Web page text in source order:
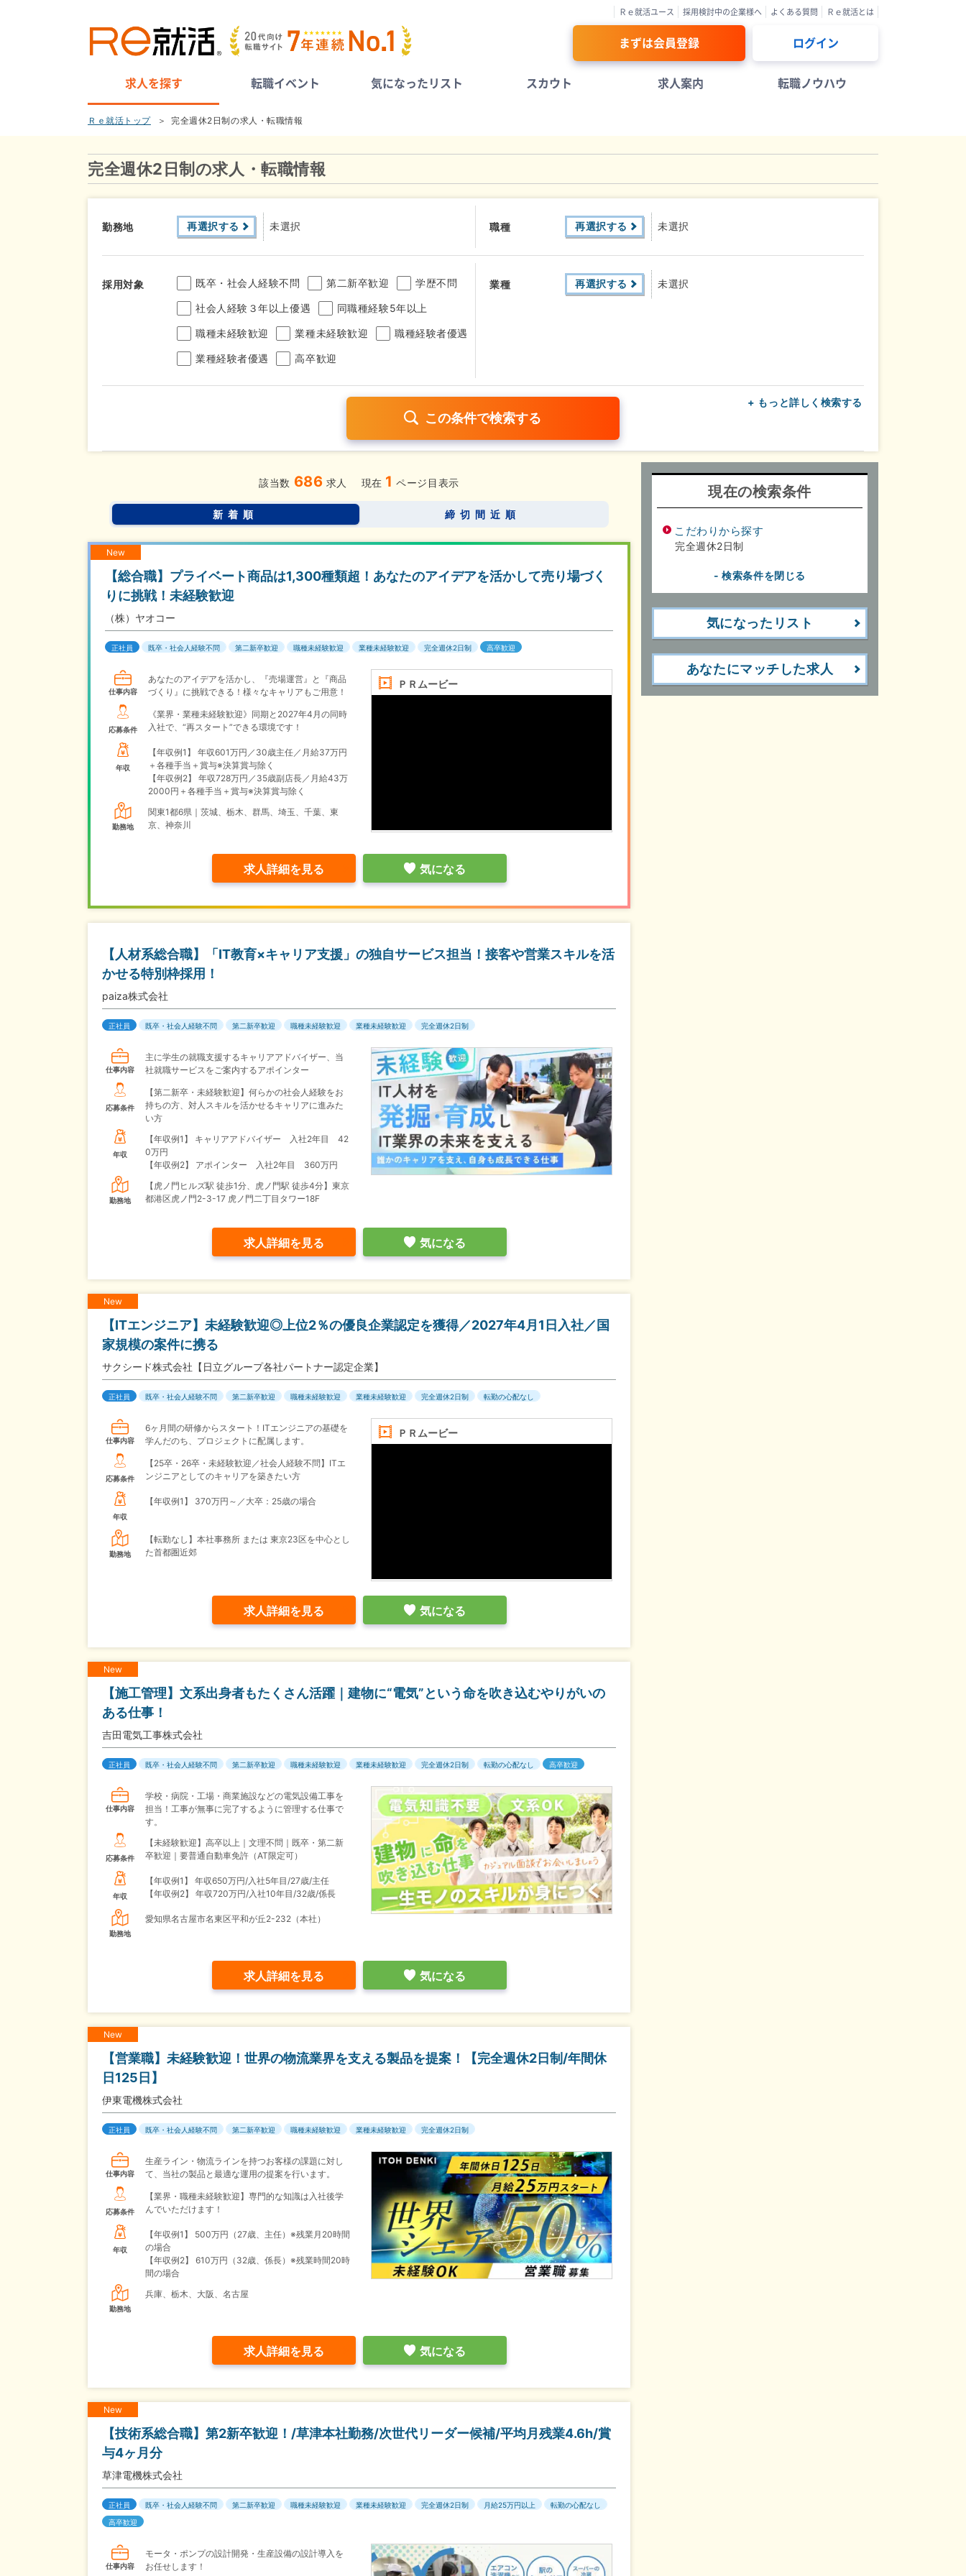
Ｒｅ就活ユース 採用検討中の企業様へ よくある質問 Ｒｅ就活とは
まずは会員登録 ログイン
求人を探す 転職イベント 気になったリスト スカウト 求人案内 転職ノウハウ
Ｒｅ就活トップ 完全週休2日制の求人・転職情報
完全週休2日制の求人・転職情報
勤務地 再選択する 未選択 職種 再選択する 未選択
採用対象 既卒・社会人経験不問 第二新卒歓迎 学歴不問
社会人経験３年以上優遇 同職種経験5年以上
職種未経験歓迎 業種未経験歓迎 職種経験者優遇
業種経験者優遇 高卒歓迎
業種 再選択する 未選択
完全週休2日制 年間休日120日以上 残業少なめ（1日1時間以内）
土日面接OK 書類選考なし
+ もっと詳しく検索する
該当数 686 求人 現在 1 ページ目表示
新着順 締切間近順
New
【総合職】プライベート商品は1,300種類超！あなたのアイデアを活かして売り場づく
りに挑戦！未経験歓迎
（株）ヤオコー
正社員 既卒・社会人経験不問 第二新卒歓迎 職種未経験歓迎 業種未経験歓迎 完全週休2日制 高卒歓迎
ＰＲムービー
仕事内容
あなたのアイデアを活かし、『売場運営』と『商品
づくり』に挑戦できる！様々なキャリアもご用意！
応募条件
《業界・業種未経験歓迎》同期と2027年4月の同時
入社で、“再スタート”できる環境です！
年収
【年収例1】
年収601万円／30歳主任／月給37万円
＋各種手当＋賞与※決算賞与除く
【年収例2】
年収728万円／35歳副店長／月給43万
2000円＋各種手当＋賞与※決算賞与除く
勤務地
関東1都6県｜茨城、栃木、群馬、埼玉、千葉、東
京、神奈川
求人詳細を見る 気になる
【人材系総合職】「IT教育×キャリア支援」の独自サービス担当！接客や営業スキルを活
かせる特別枠採用！
paiza株式会社
正社員 既卒・社会人経験不問 第二新卒歓迎 職種未経験歓迎 業種未経験歓迎 完全週休2日制
仕事内容
主に学生の就職支援するキャリアアドバイザー、当
社就職サービスをご案内するアポインター
応募条件
【第二新卒・未経験歓迎】何らかの社会人経験をお
持ちの方、対人スキルを活かせるキャリアに進みた
い方
年収
【年収例1】
キャリアアドバイザー 入社2年目 42
0万円
【年収例2】
アポインター 入社2年目 360万円
勤務地
【虎ノ門ヒルズ駅 徒歩1分、虎ノ門駅 徒歩4分】東京
都港区虎ノ門2-3-17 虎ノ門二丁目タワー18F
求人詳細を見る 気になる
New
【ITエンジニア】未経験歓迎◎上位2％の優良企業認定を獲得／2027年4月1日入社／国
家規模の案件に携る
サクシード株式会社【日立グループ各社パートナー認定企業】
正社員 既卒・社会人経験不問 第二新卒歓迎 職種未経験歓迎 業種未経験歓迎 完全週休2日制 転勤の心配なし
ＰＲムービー
仕事内容
6ヶ月間の研修からスタート！ITエンジニアの基礎を
学んだのち、プロジェクトに配属します。
応募条件
【25卒・26卒・未経験歓迎／社会人経験不問】ITエ
ンジニアとしてのキャリアを築きたい方
年収
【年収例1】 370万円～／大卒：25歳の場合
勤務地
【転勤なし】本社事務所 または 東京23区を中心とし
た首都圏近郊
求人詳細を見る 気になる
New
【施工管理】文系出身者もたくさん活躍｜建物に“電気”という命を吹き込むやりがいの
ある仕事！
吉田電気工事株式会社
正社員 既卒・社会人経験不問 第二新卒歓迎 職種未経験歓迎 業種未経験歓迎 完全週休2日制 転勤の心配なし 高卒歓迎
仕事内容
学校・病院・工場・商業施設などの電気設備工事を
担当！工事が無事に完了するように管理する仕事で
す。
応募条件
【未経験歓迎】高卒以上｜文理不問｜既卒・第二新
卒歓迎｜要普通自動車免許（AT限定可）
年収
【年収例1】
年収650万円/入社5年目/27歳/主任
【年収例2】
年収720万円/入社10年目/32歳/係長
勤務地
愛知県名古屋市名東区平和が丘2-232（本社）
求人詳細を見る 気になる
New
【営業職】未経験歓迎！世界の物流業界を支える製品を提案！【完全週休2日制/年間休
日125日】
伊東電機株式会社
正社員 既卒・社会人経験不問 第二新卒歓迎 職種未経験歓迎 業種未経験歓迎 完全週休2日制
仕事内容
生産ライン・物流ラインを持つお客様の課題に対し
て、当社の製品と最適な運用の提案を行います。
応募条件
【業界・職種未経験歓迎】専門的な知識は入社後学
んでいただけます！
年収
【年収例1】
500万円（27歳、主任）※残業月20時間
の場合
【年収例2】
610万円（32歳、係長）※残業時間20時
間の場合
勤務地
兵庫、栃木、大阪、名古屋
求人詳細を見る 気になる
New
【技術系総合職】第2新卒歓迎！/草津本社勤務/次世代リーダー候補/平均月残業4.6h/賞
与4ヶ月分
草津電機株式会社
正社員 既卒・社会人経験不問 第二新卒歓迎 職種未経験歓迎 業種未経験歓迎 完全週休2日制 月給25万円以上
転勤の心配なし
高卒歓迎
仕事内容
モータ・ポンプの設計開発・生産設備の設計導入を
お任せします！
現在の検索条件
こだわりから探す
完全週休2日制
- 検索条件を閉じる
気になったリスト
あなたにマッチした求人